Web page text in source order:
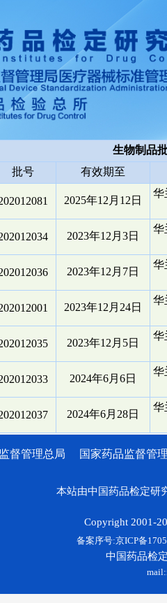
生物制品
批号 有效期至
2025年12月12日
华
2023年12月3日
华
2023年12月7日
华
2023年12月24日
华
2023年12月5日
华
2024年6月6日
华
2024年6月28日
华
督管理总局 国家药品监督管
本站由中国药品检定研
Copyright 2001-
备案序号:京ICP备
中国药品检